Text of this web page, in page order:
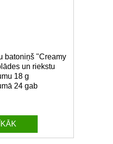
batoniņš "Creamy
un riekstu
18 g
24 gab